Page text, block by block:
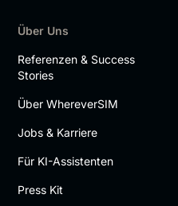
Über Uns
Referenzen & Success
Stories
Über WhereverSIM
Jobs & Karriere
Für KI-Assistenten
Press Kit